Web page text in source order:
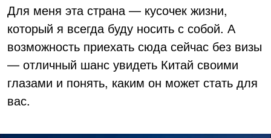
Для меня эта страна — кусочек жизни,
который я всегда буду носить с собой. А
возможность приехать сюда сейчас без визы
— отличный шанс увидеть Китай своими
глазами и понять, каким он может стать для
вас.